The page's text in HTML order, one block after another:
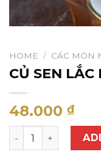
HOME / CÁC MÓN
CỦ SEN LẮC
48.000 ₫
CỦ SEN LẮC